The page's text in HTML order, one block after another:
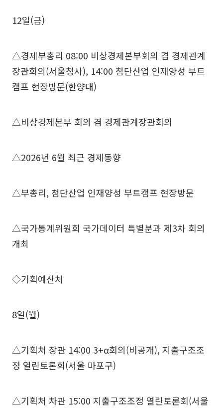
12일(금)
△경제부총리 08:00 비상경제본부회의 겸 경제관계
장관회의(서울청사), 14:00 첨단산업 인재양성 부트
캠프 현장방문(한양대)
△비상경제본부 회의 겸 경제관계장관회의
△2026년 6월 최근 경제동향
△부총리, 첨단산업 인재양성 부트캠프 현장방문
△국가통계위원회 국가데이터 특별분과 제3차 회의
개최
◇기획예산처
8일(월)
△기획처 장관 14:00 3+α회의(비공개), 지출구조조
정 열린토론회(서울 마포구)
△기획처 차관 15:00 지출구조조정 열린토론회(서울